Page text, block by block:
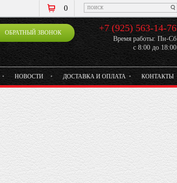
0
ОБРАТНЫЙ ЗВОНОК +7 (925) 563-14-76
Время работы: Пн-Сб
с 8:00 до 18:00
НОВОСТИ ДОСТАВКА И ОПЛАТА КОНТАКТЫ